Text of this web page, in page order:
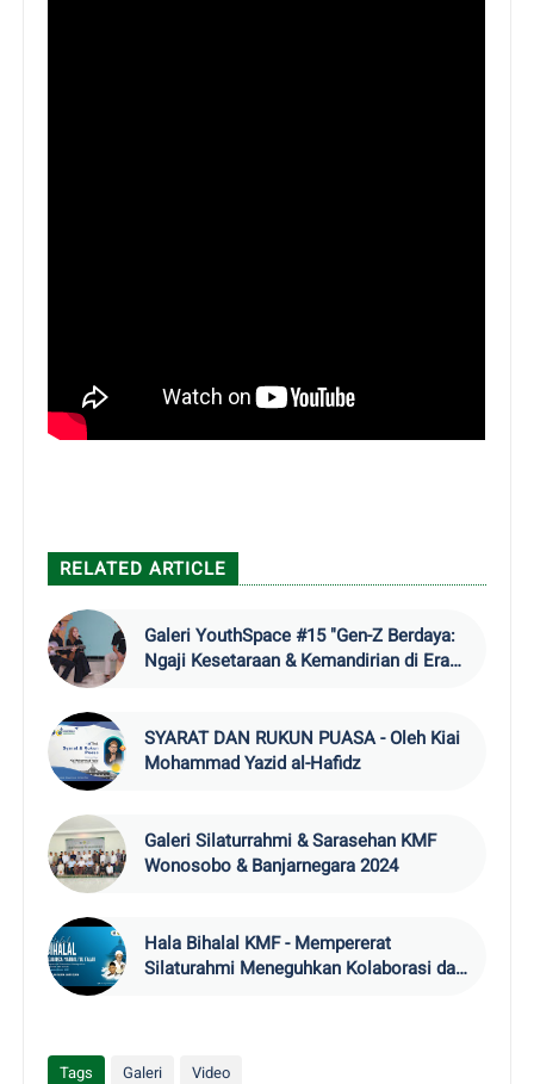
RELATED ARTICLE
Galeri YouthSpace #15 "Gen-Z Berdaya:
Ngaji Kesetaraan & Kemandirian di Era
SYARAT DAN RUKUN PUASA - Oleh Kiai
Mohammad Yazid al-Hafidz
Galeri Silaturrahmi & Sarasehan KMF
Wonosobo & Banjarnegara 2024
Hala Bihalal KMF - Mempererat
Silaturahmi Meneguhkan Kolaborasi dan
Tags Galeri Video